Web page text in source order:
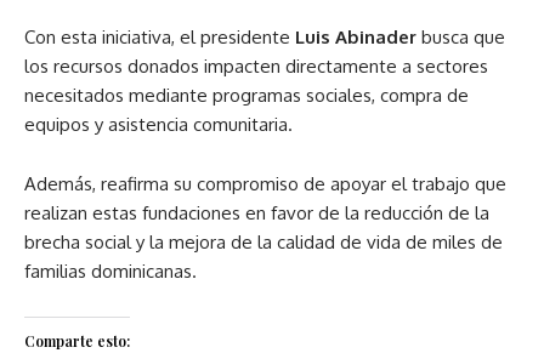
Con esta iniciativa, el presidente Luis Abinader busca que
los recursos donados impacten directamente a sectores
necesitados mediante programas sociales, compra de
equipos y asistencia comunitaria.
Además, reafirma su compromiso de apoyar el trabajo que
realizan estas fundaciones en favor de la reducción de la
brecha social y la mejora de la calidad de vida de miles de
familias dominicanas.
Comparte esto: